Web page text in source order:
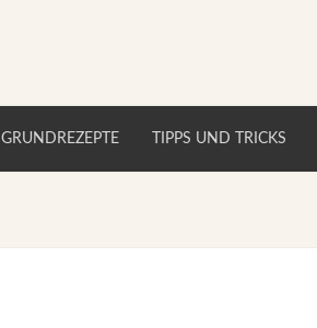
GRUNDREZEPTE TIPPS UND TRICKS